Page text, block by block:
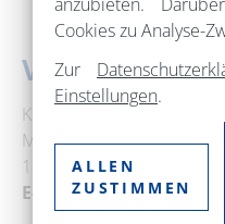
KLEINE GALERIE STADT
Michaelisstraße 1
16225 Eberswalde
E-Mail:
Cookies zu Analyse-
Zur
Einstellungen.
ALLEN
ZUSTIMMEN